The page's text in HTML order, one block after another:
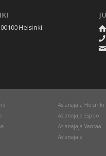
Helsinki
Asianajaja Helsinki
Asianajaja Espoo
Asianajaja Vantaa
Asianajaja